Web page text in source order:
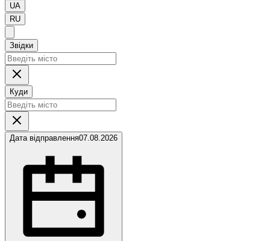
UA
RU
Звідки
Куди
Дата відправлення07.08.2026